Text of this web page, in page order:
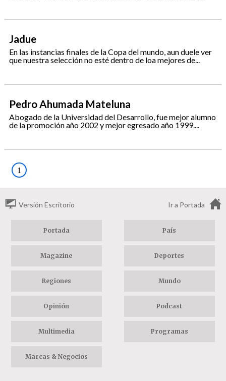
Jadue
En las instancias finales de la Copa del mundo, aun duele ver
que nuestra selección no esté dentro de loa mejores de...
Pedro Ahumada Mateluna
Abogado de la Universidad del Desarrollo, fue mejor alumno
de la promoción año 2002 y mejor egresado año 1999....
1
Versión Escritorio Ir a Portada
Portada País
Magazine Deportes
Regiones Mundo
Opinión Podcast
Multimedia Programas
Marcas & Negocios